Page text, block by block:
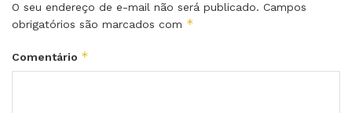
O seu endereço de e-mail não será publicado. Campos
obrigatórios são marcados com *
Comentário *